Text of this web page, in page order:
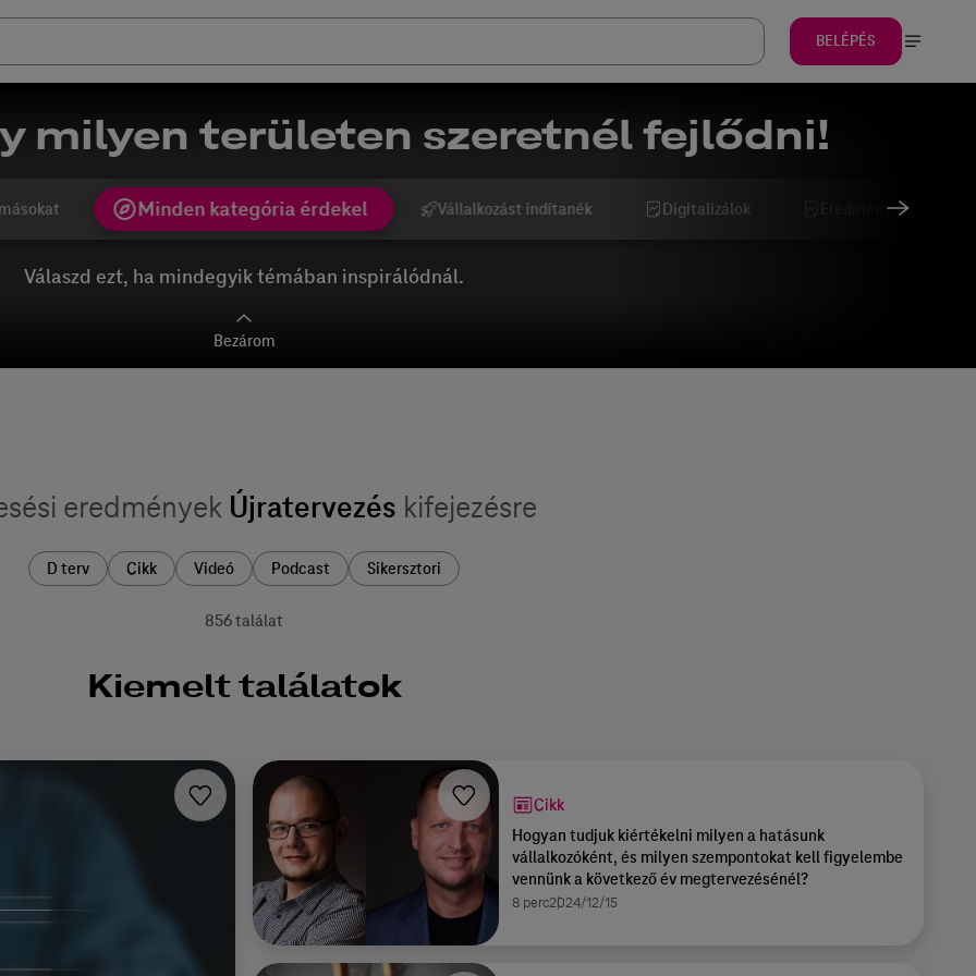
BELÉPÉS
milyen területen szeretnél fejlődni!
Minden kategória érdekel Vállalkozást indítanék Digitalizálok Eredményesebb
Válaszd ezt, ha mindegyik témában inspirálódnál.
Bezárom
eredmények Újratervezés kifejezésre
D terv Cikk Videó Podcast Sikersztori
856 találat
Kiemelt találatok
Cikk
Hogyan tudjuk kiértékelni milyen a hatásunk
vállalkozóként, és milyen szempontokat kell figyelembe
vennünk a következő év megtervezésénél?
8 perc2024/12/15